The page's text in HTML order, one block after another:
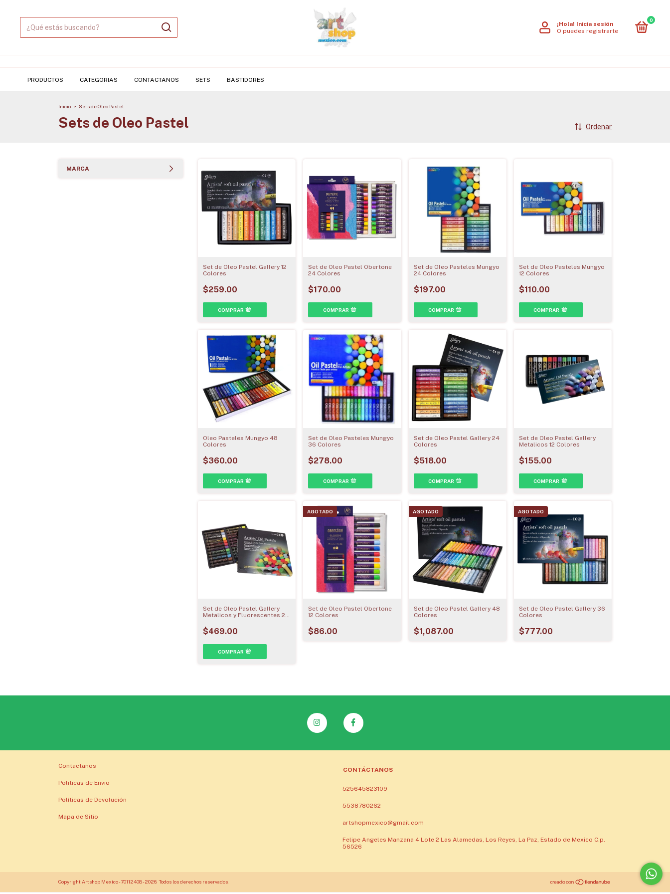
¡Hola! Inicia sesión
O puedes registrarte
0
PRODUCTOS CATEGORIAS CONTACTANOS SETS BASTIDORES
Inicio > Sets de Oleo Pastel
Sets de Oleo Pastel Ordenar
MARCA
Set de Oleo Pastel Gallery 12
Colores
$259.00
Set de Oleo Pastel Obertone
24 Colores
$170.00
Set de Oleo Pasteles Mungyo
24 Colores
$197.00
Set de Oleo Pasteles Mungyo
12 Colores
$110.00
Oleo Pasteles Mungyo 48
Colores
$360.00
Set de Oleo Pasteles Mungyo
36 Colores
$278.00
Set de Oleo Pastel Gallery 24
Colores
$518.00
Set de Oleo Pastel Gallery
Metalicos 12 Colores
$155.00
Set de Oleo Pastel Gallery
Metalicos y Fluorescentes 24
$469.00
AGOTADO
Set de Oleo Pastel Obertone
12 Colores
$86.00
AGOTADO
Set de Oleo Pastel Gallery 48
Colores
$1,087.00
AGOTADO
Set de Oleo Pastel Gallery 36
Colores
$777.00
Contactanos
Politicas de Envio
Políticas de Devolución
Mapa de Sitio
CONTÁCTANOS
525645823109
5538780262
artshopmexico@gmail.com
Felipe Angeles Manzana 4 Lote 2 Las Alamedas, Los Reyes, La Paz, Estado de Mexico C.p.
56526
Copyright Artshop Mexico - 70112408 - 2026. Todos los derechos reservados.